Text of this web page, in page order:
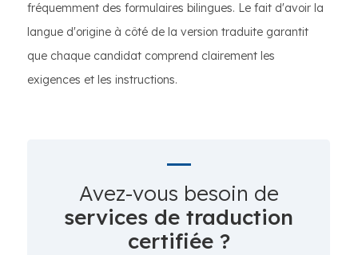
fréquemment des formulaires bilingues. Le fait d'avoir la
langue d'origine à côté de la version traduite garantit
que chaque candidat comprend clairement les
exigences et les instructions.
Avez-vous besoin de
services de traduction
certifiée ?